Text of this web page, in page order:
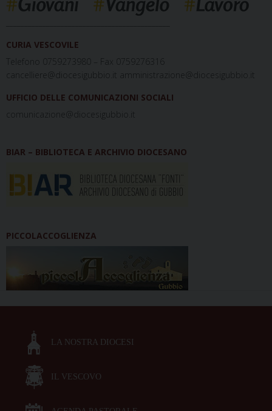
CURIA VESCOVILE
Telefono 0759273980 – Fax 0759276316
cancelliere@diocesigubbio.it amministrazione@diocesigubbio.it
UFFICIO DELLE COMUNICAZIONI SOCIALI
comunicazione@diocesigubbio.it
BIAR – BIBLIOTECA E ARCHIVIO DIOCESANO
PICCOLACCOGLIENZA
LA NOSTRA DIOCESI
IL VESCOVO